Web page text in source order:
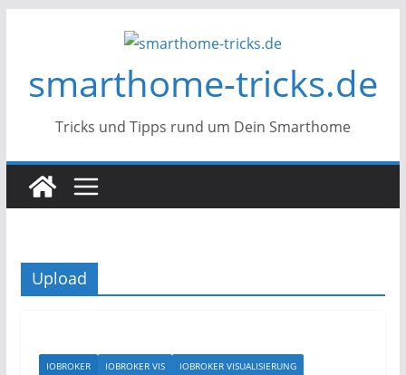
smarthome-tricks.de
Tricks und Tipps rund um Dein Smarthome
Upload
IOBROKER IOBROKER VIS IOBROKER VISUALISIERUNG